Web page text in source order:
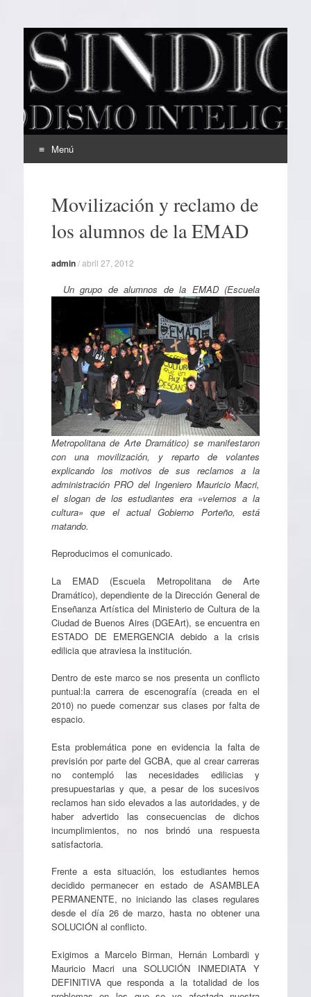
EL SINDICAL
Periodismo Inteligente
Menú
contenidoMovilización y reclamo de
los alumnos de la EMAD
admin/abril 27, 2012
Un grupo de alumnos de la EMAD (Escuela
Metropolitana de Arte Dramático) se manifestaron
con una movilización, y reparto de volantes
explicando los motivos de sus reclamos a la
administración PRO del Ingeniero Mauricio Macri,
el slogan de los estudiantes era «velemos a la
cultura» que el actual Gobierno Porteño, está
matando.
Reproducimos el comunicado.
La EMAD (Escuela Metropolitana de Arte
Dramático), dependiente de la Dirección General de
Enseñanza Artística del Ministerio de Cultura de la
Ciudad de Buenos Aires (DGEArt), se encuentra en
ESTADO DE EMERGENCIA debido a la crisis
edilicia que atraviesa la institución.
Dentro de este marco se nos presenta un conflicto
puntual:la carrera de escenografía (creada en el
2010) no puede comenzar sus clases por falta de
espacio.
Esta problemática pone en evidencia la falta de
previsión por parte del GCBA, que al crear carreras
no contempló las necesidades edilicias y
presupuestarias y que, a pesar de los sucesivos
reclamos han sido elevados a las autoridades, y de
haber advertido las consecuencias de dichos
incumplimientos, no nos brindó una respuesta
satisfactoria.
Frente a esta situación, los estudiantes hemos
decidido permanecer en estado de ASAMBLEA
PERMANENTE, no iniciando las clases regulares
desde el día 26 de marzo, hasta no obtener una
SOLUCIÓN al conflicto.
Exigimos a Marcelo Birman, Hernán Lombardi y
Mauricio Macri una SOLUCIÓN INMEDIATA Y
DEFINITIVA que responda a la totalidad de los